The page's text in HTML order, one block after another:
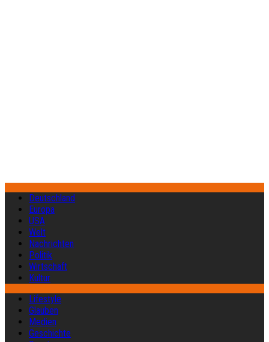
Deutschland
Europa
USA
Welt
Nachrichten
Politik
Wirtschaft
Kultur
Lifestyle
Glauben
Medien
Geschichte